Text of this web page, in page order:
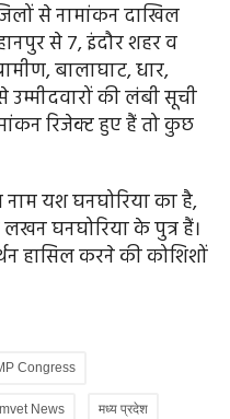
से नामांकन दाखिल
से 7, इंदौर शहर व
बालाघाट, धार,
उम्मीदवारों की लंबी सूची
रिजेक्ट हुए हैं तो कुछ
यश घनघोरिया का है,
लखन घनघोरिया के पुत्र हैं।
हासिल करने की कोशिशों
Congress
News मध्य प्रदेश